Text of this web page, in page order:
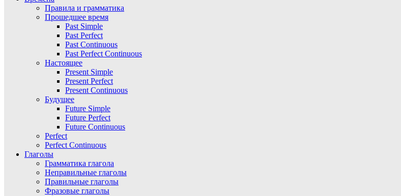
Правила и грамматика
Прошедшее время
Past Simple
Past Perfect
Past Continuous
Past Perfect Continuous
Настоящее
Present Simple
Present Perfect
Present Continuous
Будущее
Future Simple
Future Perfect
Future Continuous
Perfect
Perfect Continuous
Глаголы
Грамматика глагола
Неправильные глаголы
Правильные глаголы
Фразовые глаголы